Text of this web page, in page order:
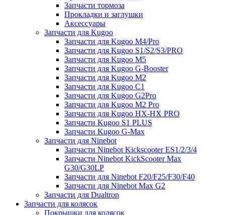
Запчасти тормоза
Прокладки и заглушки
Аксессуары
Запчасти для Kugoo
Запчасти для Kugoo M4/Pro
Запчасти для Kugoo S1/S2/S3/PRO
Запчасти для Kugoo M5
Запчасти для Kugoo G-Booster
Запчасти для Kugoo M2
Запчасти для Kugoo C1
Запчасти для Kugoo G2Pro
Запчасти для Kugoo M2 Pro
Запчасти для Kugoo HX-HX PRO
Запчасти Kugoo S1 PLUS
Запчасти Kugoo G-Max
Запчасти для Ninebot
Запчасти Ninebot Kickscooter ES1/2/3/4
Запчасти Ninebot KickScooter Max
G30/G30LP
Запчасти для Ninebot F20/F25/F30/F40
Запчасти для Ninebot Max G2
Запчасти для Dualtron
Запчасти для колясок
Покрышки для колясок